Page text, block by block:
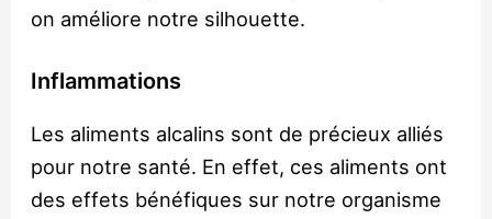
on améliore notre silhouette.
Inflammations
Les aliments alcalins sont de précieux alliés
pour notre santé. En effet, ces aliments ont
des effets bénéfiques sur notre organisme